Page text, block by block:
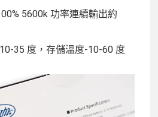
5600k 功率連續輸出約
35 度，存儲溫度-10-60 度